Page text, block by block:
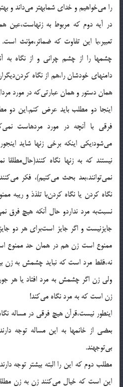
را می‌خواهیم و خدای شمابهتر می‌داند و
در آیه دوم که مربوط به زنهاست،عین
تعبیر،با این تفاوت که ضمائر،مؤنث
چشمها را از چشم چرانی و از نگاه به
دامنهای خودشان را،هم از نگاه
همان دستور و همان عبارتی‌که در مورد
اینجا دو مطلب باید عرض کنم.این دو
فرقی با آنچه در مورد مردهاست
می‌شود:یکی اینکه برخی زنها شاید
نیستند که به زنها نگاه کنند(حال‌مطلقا
نمی‌توانند،بعد بحث می‌کنیم)، فکر
نگاه کردن یا نگاه کردن‌با تلذذ و ریبه
نسبت‌به مرد نداردو حال آنکه هیچ فرق
جایزنیست و اگر جایز است‌برای هر دو
ممنوع است زن هم در همان حد ممنوع
نه،فقط مرد است که نباید چشمش به زن
ولی زن اگر چشمش به مرد افتاد یا هر
زن است که به مرد نگاه می‌کند!
اینطور نیست،قرآن هیچ فرقی در مساله
بعضی از خانمها به این مساله توجه
بی‌توجهند.
مطلب دوم که این را البته بیشتر توجه
این است که خیال می‌کنند زن به زن